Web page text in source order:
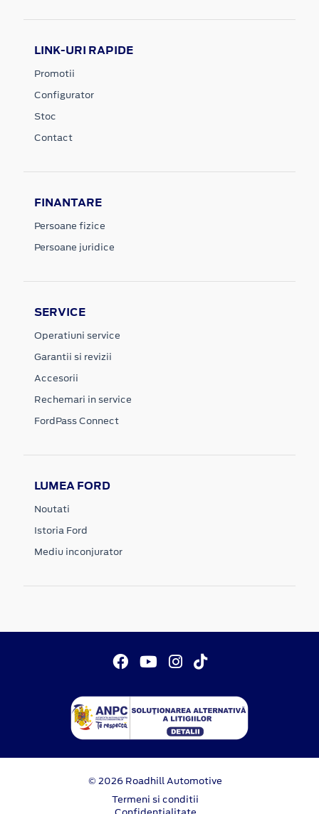
LINK-URI RAPIDE
Promotii
Configurator
Stoc
Contact
FINANTARE
Persoane fizice
Persoane juridice
SERVICE
Operatiuni service
Garantii si revizii
Accesorii
Rechemari in service
FordPass Connect
LUMEA FORD
Noutati
Istoria Ford
Mediu inconjurator
© 2026 Roadhill Automotive
Termeni si conditii